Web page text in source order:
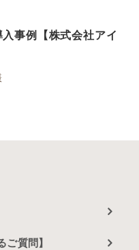
事例【株式会社アイ
質問】